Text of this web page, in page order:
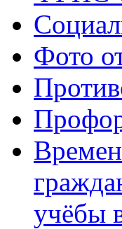
Фото
учёбы